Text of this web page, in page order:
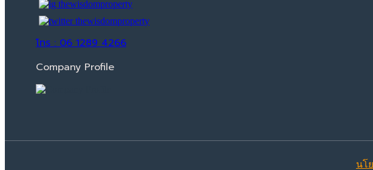
โทร : 06 1289 4266
Company Profile
นโ